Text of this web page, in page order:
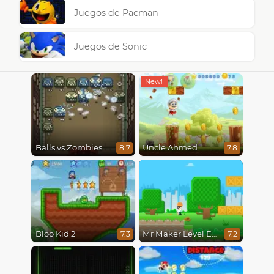
Juegos de Pacman
Juegos de Sonic
Balls vs Zombies 8.7 Uncle Ahmed 7.8
Bloo Kid 2 7.3 Mr Maker Level Editor 7.2